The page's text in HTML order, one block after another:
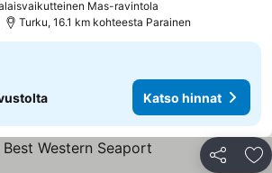
Mas-ravintola
Turku, 16.1 km kohteesta Parainen
Katso hinnat
Jaa